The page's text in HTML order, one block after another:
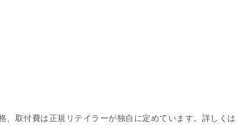
取付費は正規リテイラーが独自に定めています。詳しく